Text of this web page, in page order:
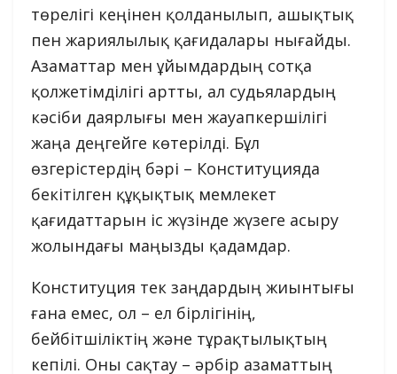
төрелігі кеңінен қолданылып, ашықтық
пен жариялылық қағидалары нығайды.
Азаматтар мен ұйымдардың сотқа
қолжетімділігі артты, ал судьялардың
кәсіби даярлығы мен жауапкершілігі
жаңа деңгейге көтерілді. Бұл
өзгерістердің бәрі – Конституцияда
бекітілген құқықтық мемлекет
қағидаттарын іс жүзінде жүзеге асыру
жолындағы маңызды қадамдар.
Конституция тек заңдардың жиынтығы
ғана емес, ол – ел бірлігінің,
бейбітшіліктің және тұрақтылықтың
кепілі. Оны сақтау – әрбір азаматтың